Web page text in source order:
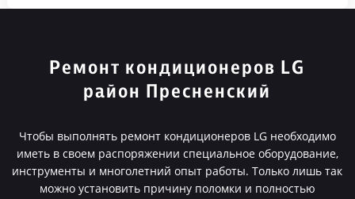
Ремонт кондиционеров LG
район Пресненский
Чтобы выполнять ремонт кондиционеров LG необходимо
иметь в своем распоряжении специальное оборудование,
инструменты и многолетний опыт работы. Только лишь так
можно установить причину поломки и полностью